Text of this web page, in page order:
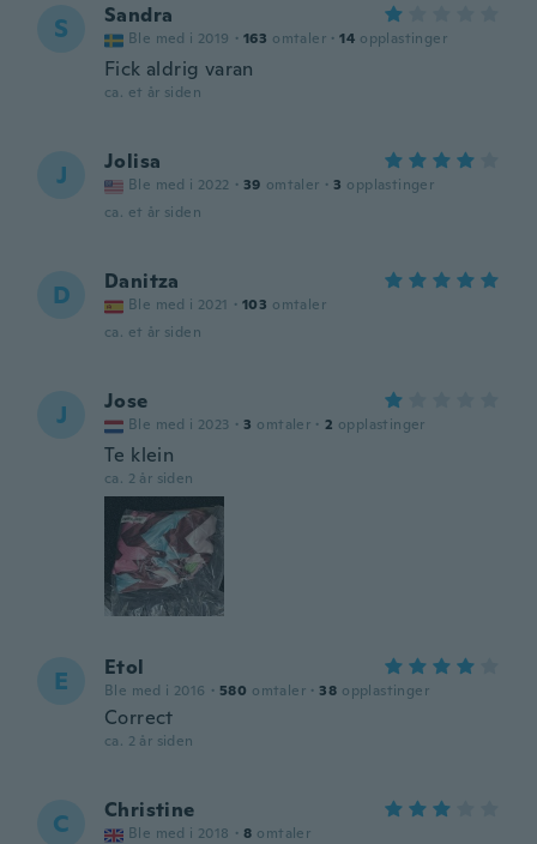
S Sandra
Ble med i 2019 · 163 omtaler · 14 opplastinger
Fick aldrig varan
ca. et år siden
J Jolisa
Ble med i 2022 · 39 omtaler · 3 opplastinger
ca. et år siden
D Danitza
Ble med i 2021 · 103 omtaler
ca. et år siden
J Jose
Ble med i 2023 · 3 omtaler · 2 opplastinger
Te klein
ca. 2 år siden
E Etol
Ble med i 2016 · 580 omtaler · 38 opplastinger
Correct
ca. 2 år siden
C Christine
Ble med i 2018 · 8 omtaler